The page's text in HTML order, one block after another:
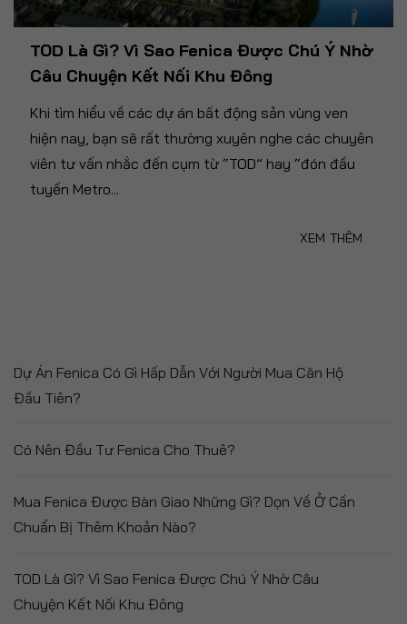
TOD Là Gì? Vì Sao Fenica Được Chú Ý Nhờ
Câu Chuyện Kết Nối Khu Đông
Khi tìm hiểu về các dự án bất động sản vùng ven
hiện nay, bạn sẽ rất thường xuyên nghe các chuyên
viên tư vấn nhắc đến cụm từ “TOD” hay “đón đầu
tuyến Metro...
XEM THÊM
Dự Án Fenica Có Gì Hấp Dẫn Với Người Mua Căn Hộ
Đầu Tiên?
Có Nên Đầu Tư Fenica Cho Thuê?
Mua Fenica Được Bàn Giao Những Gì? Dọn Về Ở Cần
Chuẩn Bị Thêm Khoản Nào?
TOD Là Gì? Vì Sao Fenica Được Chú Ý Nhờ Câu
Chuyện Kết Nối Khu Đông